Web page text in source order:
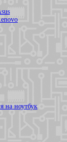
на ноутбук